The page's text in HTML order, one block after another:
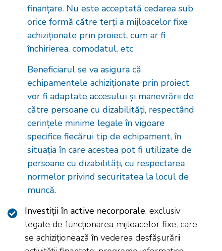
finanțare. Nu este acceptată cedarea sub
orice formă către terți a mijloacelor fixe
achiziționate prin proiect, cum ar fi
închirierea, comodatul, etc
Beneficiarul se va asigura că
echipamentele achiziționate prin proiect
vor fi adaptate accesului și manevrării de
către persoane cu dizabilități, respectând
cerințele minime legale în vigoare
specifice fiecărui tip de echipament, în
situația în care acestea pot fi utilizate de
persoane cu dizabilități, cu respectarea
normelor privind securitatea la locul de
muncă.
Investiții în active necorporale, exclusiv
legate de funcționarea mijloacelor fixe, care
se achiziționează în vederea desfășurării